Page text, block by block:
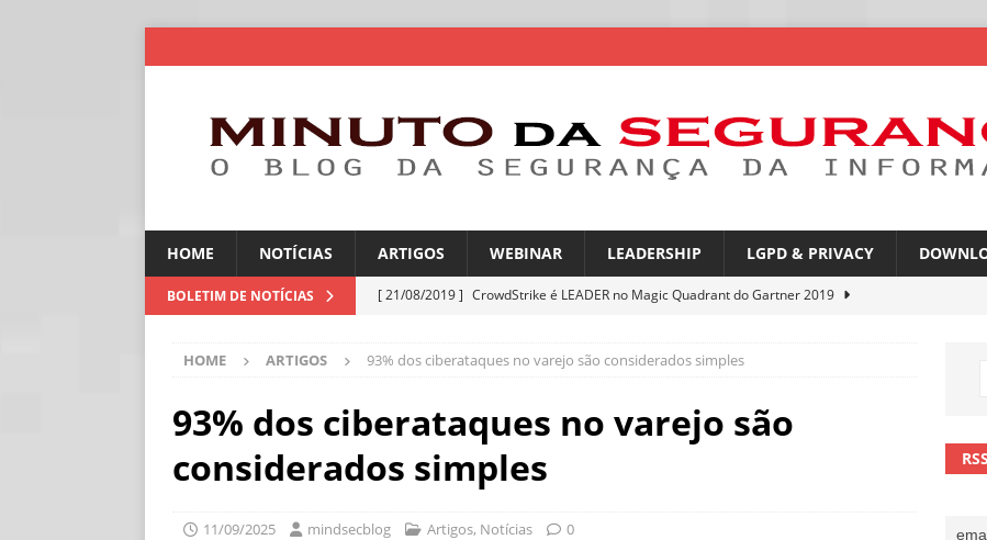
HOME NOTÍCIAS ARTIGOS WEBINAR LEADERSHIP LGPD & PRIVACY
BOLETIM DE NOTÍCIAS [ 21/08/2019 ] CrowdStrike é LEADER no Magic Quadrant do Gartner 2019
[ 30/07/2026 ] ChatGPT entra na mira de campanhas de phishing
Nomes no WhatsApp privacidade ou novas oportunidades de golpes
[ 30/07/2026 ] Deepfakes já enganam 90% dos brasileiros no trabalho
[ 30/07/2026 ]
HOME ARTIGOS 93% dos ciberataques no varejo são considerados simples
93% dos ciberataques no varejo são
considerados simples
11/09/2025 mindsecblog Artigos, Notícias 0